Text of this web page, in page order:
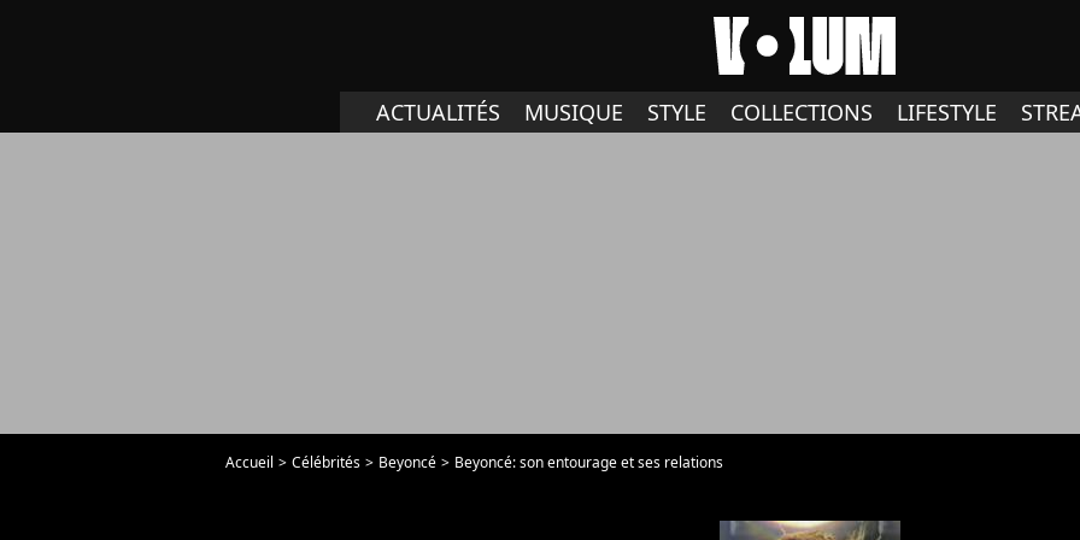
ACTUALITÉS MUSIQUE STYLE COLLECTIONS LIFESTYLE
Accueil Célébrités Beyoncé Beyoncé: son entourage et ses relations